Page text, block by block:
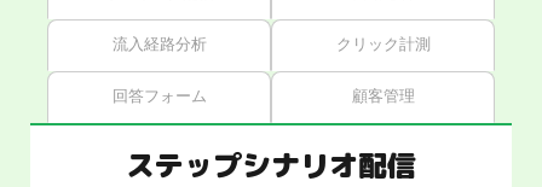
流入経路分析 クリック計測
回答フォーム 顧客管理
ステップシナリオ配信